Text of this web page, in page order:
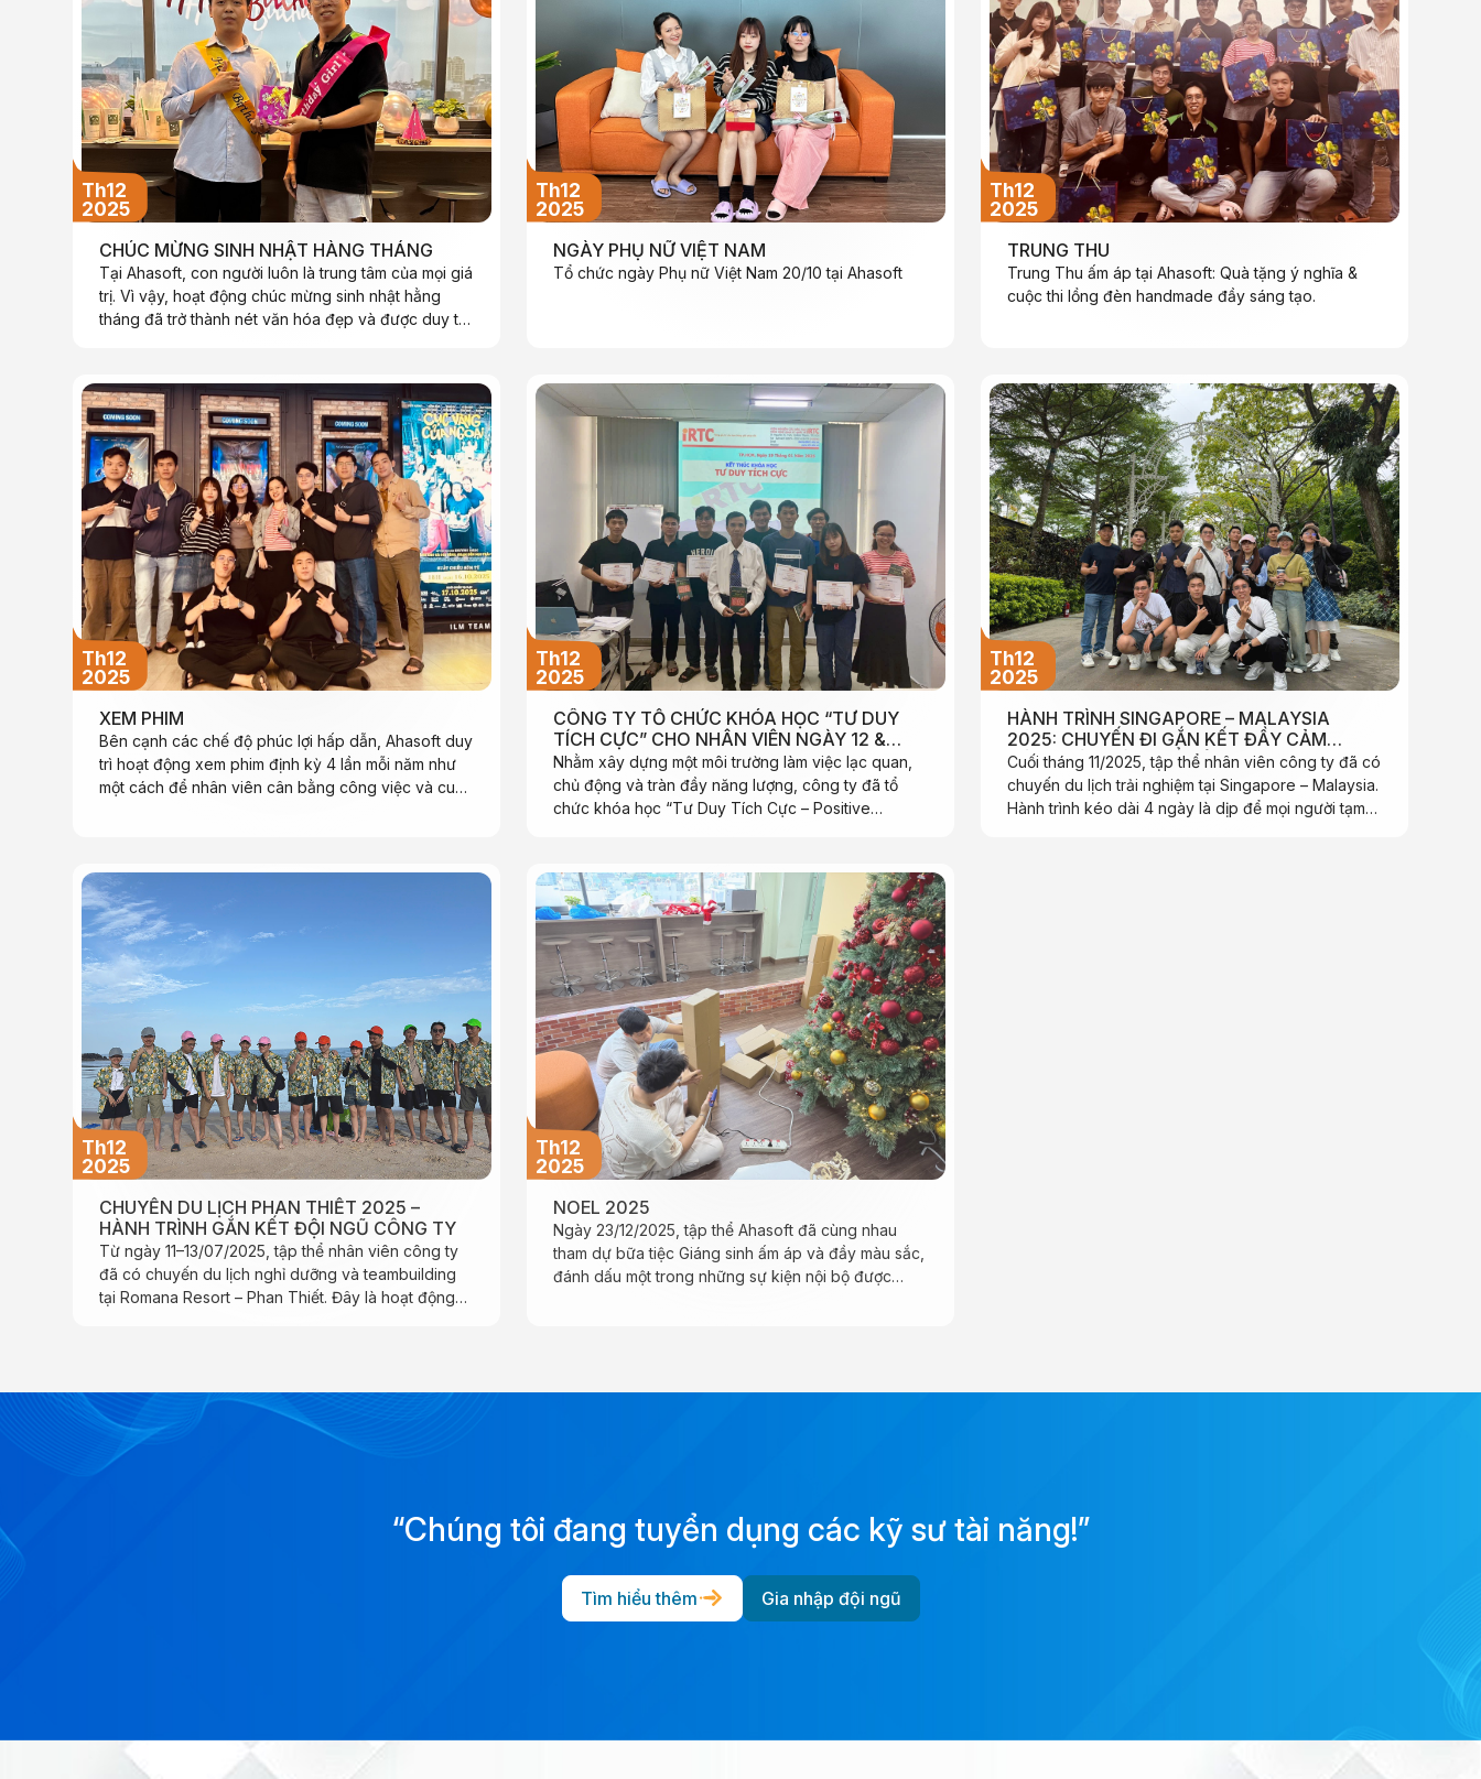
Th12
2025
CHÚC MỪNG SINH NHẬT HÀNG THÁNG
Tại Ahasoft, con người luôn là trung tâm của mọi giá
trị. Vì vậy, hoạt động chúc mừng sinh nhật hằng
tháng đã trở thành nét văn hóa đẹp và được duy trì
Th12
2025
NGÀY PHỤ NỮ VIỆT NAM
Tổ chức ngày Phụ nữ Việt Nam 20/10 tại Ahasoft
Th12
2025
TRUNG THU
Trung Thu ấm áp tại Ahasoft: Quà tặng ý nghĩa &
cuộc thi lồng đèn handmade đầy sáng tạo.
Th12
2025
XEM PHIM
Bên cạnh các chế độ phúc lợi hấp dẫn, Ahasoft duy
trì hoạt động xem phim định kỳ 4 lần mỗi năm như
một cách để nhân viên cân bằng công việc và cuộc
Th12
2025
CÔNG TY TỔ CHỨC KHÓA HỌC “TƯ DUY
TÍCH CỰC” CHO NHÂN VIÊN NGÀY 12 &
19/01/2025
Nhằm xây dựng một môi trường làm việc lạc quan,
chủ động và tràn đầy năng lượng, công ty đã tổ
chức khóa học “Tư Duy Tích Cực – Positive
Th12
2025
HÀNH TRÌNH SINGAPORE – MALAYSIA
2025: CHUYẾN ĐI GẮN KẾT ĐẦY CẢM
HỨNG CỦA TẬP THỂ CÔNG TY
Cuối tháng 11/2025, tập thể nhân viên công ty đã có
chuyến du lịch trải nghiệm tại Singapore – Malaysia.
Hành trình kéo dài 4 ngày là dịp để mọi người tạm
Th12
2025
CHUYẾN DU LỊCH PHAN THIẾT 2025 –
HÀNH TRÌNH GẮN KẾT ĐỘI NGŨ CÔNG TY
Từ ngày 11–13/07/2025, tập thể nhân viên công ty
đã có chuyến du lịch nghỉ dưỡng và teambuilding
tại Romana Resort – Phan Thiết. Đây là hoạt động
Th12
2025
NOEL 2025
Ngày 23/12/2025, tập thể Ahasoft đã cùng nhau
tham dự bữa tiệc Giáng sinh ấm áp và đầy màu sắc,
đánh dấu một trong những sự kiện nội bộ được
“Chúng tôi đang tuyển dụng các kỹ sư tài năng!”
Tìm hiểu thêm Gia nhập đội ngũ